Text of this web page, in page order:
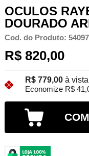
OCULOS
DOURADO
Cod. do Produto: 54097
R$ 820,00
R$ 779,00 à
Economize R$